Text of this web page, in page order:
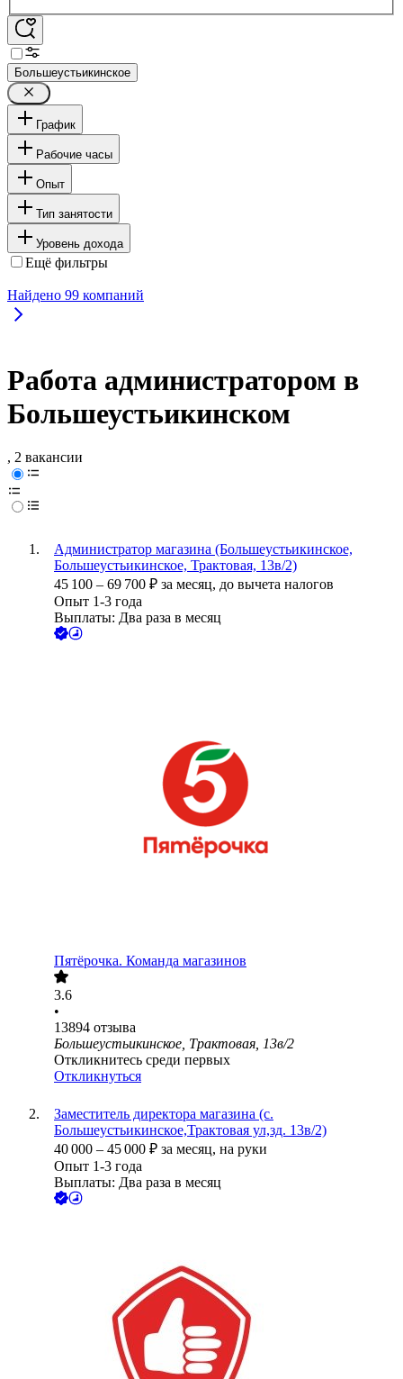
Большеустьикинское
График
Рабочие часы
Опыт
Тип занятости
Уровень дохода
Ещё фильтры
Найдено 99 компаний
Работа администратором в
Большеустьикинском
, 2 вакансии
Администратор магазина (Большеустьикинское,
Большеустьикинское, Трактовая, 13в/2)
45 100 – 69 700 ₽ за месяц, до вычета налогов
Опыт 1-3 года
Выплаты: Два раза в месяц
Пятёрочка. Команда магазинов
3.6
•
13894 отзыва
Большеустьикинское, Трактовая, 13в/2
Откликнитесь среди первых
Откликнуться
Заместитель директора магазина (с.
Большеустьикинское,Трактовая ул,зд. 13в/2)
40 000 – 45 000 ₽ за месяц, на руки
Опыт 1-3 года
Выплаты: Два раза в месяц